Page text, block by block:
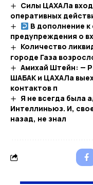
Силы ЦАХАЛа
оперативных
В дополнение
предупреждения о
Количество
городе Газа
Амихай Штейн: —
ШАБАК и ЦАХАЛа
контактов п
Я не всегда была
Интеллиньюз. И,
назад, не знал